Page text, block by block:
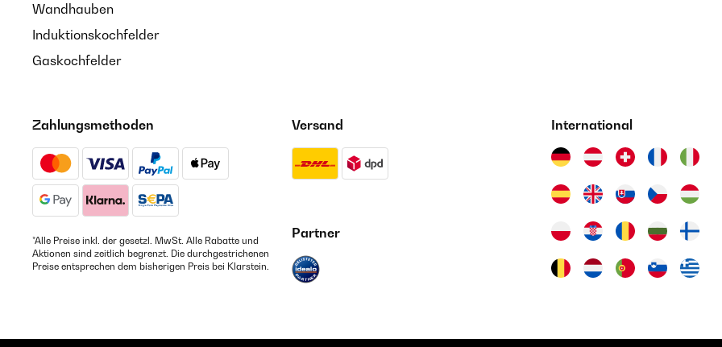
Wandhauben
Induktionskochfelder
Gaskochfelder
Zahlungsmethoden
*Alle Preise inkl. der gesetzl. MwSt. Alle Rabatte und
Aktionen sind zeitlich begrenzt. Die durchgestrichenen
Preise entsprechen dem bisherigen Preis bei Klarstein.
Versand
Partner
International